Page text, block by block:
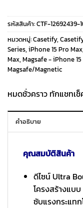
รหัสสินค้า:CTF-12692439-
หมวดหมู่:Casetify,
Series, iPhone 15 Pro Max,
Max, Magsafe - iPhone
Magsafe/Magnetic
หมดชั่วคราว ทักแชทเ
คำอธิบาย
คุณสมบัติสินค้า
ดีไซน์ Ultra
โครงสร้างแบ
ซับแรงกระแทก